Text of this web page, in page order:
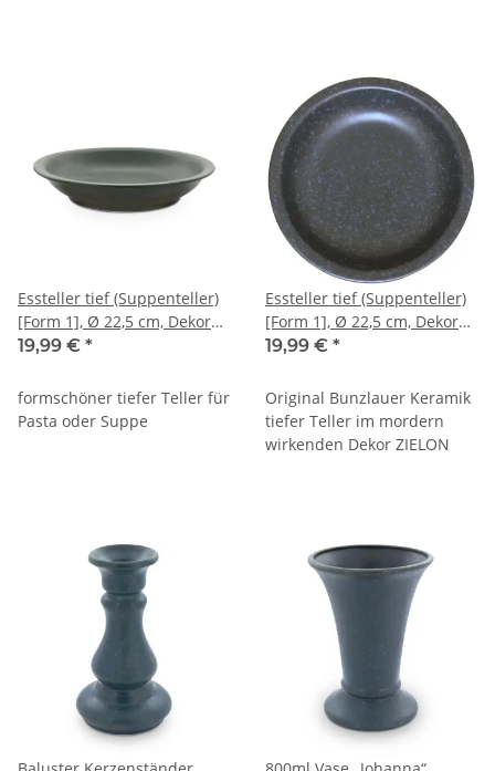
Essteller tief (Suppenteller)
[Form 1], Ø 22,5 cm, Dekor
ZG
19,99 € *
formschöner tiefer Teller für
Pasta oder Suppe
Essteller tief (Suppenteller)
[Form 1], Ø 22,5 cm, Dekor
ZIELON
19,99 € *
Original Bunzlauer Keramik
tiefer Teller im mordern
wirkenden Dekor ZIELON